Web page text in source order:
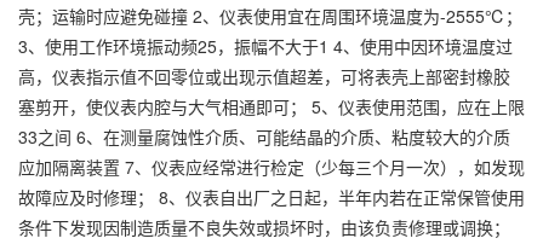
壳；运输时应避免碰撞 2、仪表使用宜在周围环境温度为-2555℃；
3、使用工作环境振动频25，振幅不大于1 4、使用中因环境温度过
高，仪表指示值不回零位或出现示值超差，可将表壳上部密封橡胶
塞剪开，使仪表内腔与大气相通即可； 5、仪表使用范围，应在上限
33之间 6、在测量腐蚀性介质、可能结晶的介质、粘度较大的介质
应加隔离装置 7、仪表应经常进行检定（少每三个月一次），如发现
故障应及时修理； 8、仪表自出厂之日起，半年内若在正常保管使用
条件下发现因制造质量不良失效或损坏时，由该负责修理或调换；